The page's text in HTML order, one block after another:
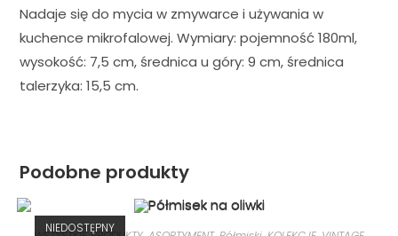
Nadaje się do mycia w zmywarce i używania w
kuchence mikrofalowej. Wymiary: pojemność 180ml,
wysokość: 7,5 cm, średnica u góry: 9 cm, średnica
talerzyka: 15,5 cm.
Podobne produkty
NIEDOSTĘPNY